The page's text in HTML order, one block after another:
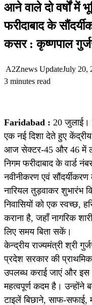
आने वाले दो वर्षों में
फरीदाबाद के
कसर : कृष्णपाल
A2Znews UpdateJuly 20,
3 minutes read
Faridabad : 20 जुलाई।
एक नई दिशा देते हुए केंद्रीय
आज सेक्टर-45 और 46 में
निगम फरीदाबाद के वार्ड
नवीनीकरण एवं सौंदर्यीकरण
नारियल तुड़वाकर शुभारंभ
निवासियों को एक स्वच्छ,
कराना है, जहाँ नागरिक
लिए समय बिता सकें।
केन्द्रीय राज्यमंत्री श्री
प्रदेश सरकार की
उपलब्ध कराई जाएं और इस
महत्वपूर्ण कदम है। उन्होंने
टाइलें बिछाने, साफ-सफाई,